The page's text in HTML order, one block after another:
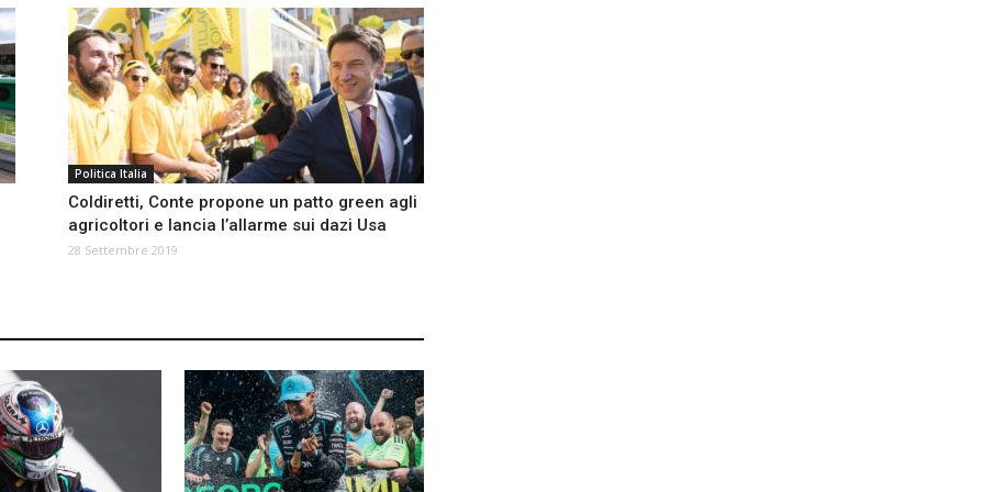
Politica Italia
Coldiretti, Conte propone un patto green agli
agricoltori e lancia l’allarme sui dazi Usa
28 Settembre 2019